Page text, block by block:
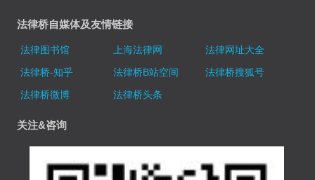
法律桥自媒体及友情链接
法律图书馆 上海法律网
法律网址大全
法律桥-知乎
法律桥B站空间
法律桥搜狐号
法律桥微博
法律桥头条
关注&咨询